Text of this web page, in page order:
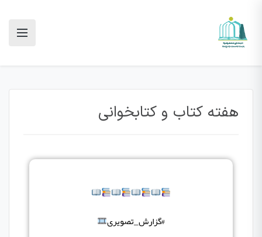
هفته کتاب و کتابخوانی
#گزارش_تصویری